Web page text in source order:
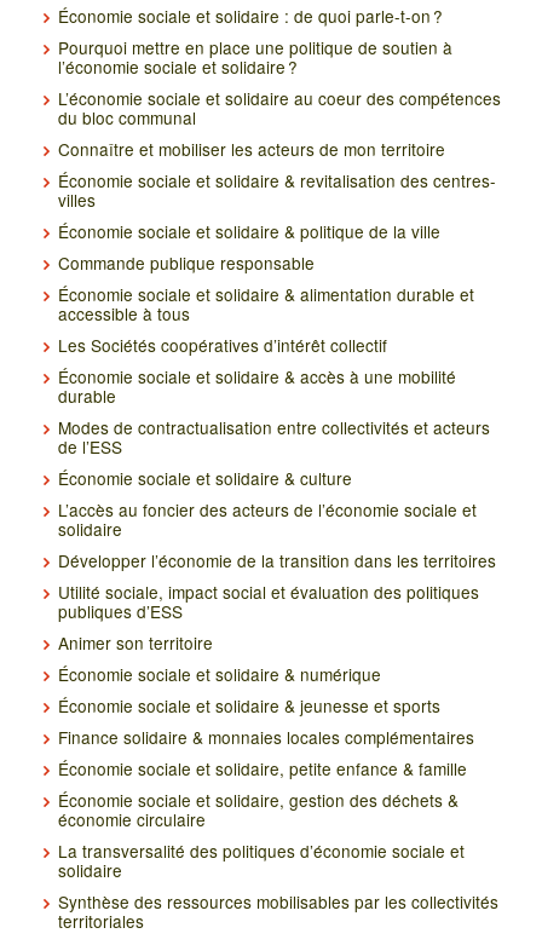
Économie sociale et solidaire : de quoi parle-t-on ?
Pourquoi mettre en place une politique de soutien à
l’économie sociale et solidaire ?
L’économie sociale et solidaire au coeur des compétences
du bloc communal
Connaître et mobiliser les acteurs de mon territoire
Économie sociale et solidaire & revitalisation des centres-
villes
Économie sociale et solidaire & politique de la ville
Commande publique responsable
Économie sociale et solidaire & alimentation durable et
accessible à tous
Les Sociétés coopératives d’intérêt collectif
Économie sociale et solidaire & accès à une mobilité
durable
Modes de contractualisation entre collectivités et acteurs
de l’ESS
Économie sociale et solidaire & culture
L’accès au foncier des acteurs de l’économie sociale et
solidaire
Développer l’économie de la transition dans les territoires
Utilité sociale, impact social et évaluation des politiques
publiques d’ESS
Animer son territoire
Économie sociale et solidaire & numérique
Économie sociale et solidaire & jeunesse et sports
Finance solidaire & monnaies locales complémentaires
Économie sociale et solidaire, petite enfance & famille
Économie sociale et solidaire, gestion des déchets &
économie circulaire
La transversalité des politiques d’économie sociale et
solidaire
Synthèse des ressources mobilisables par les collectivités
territoriales